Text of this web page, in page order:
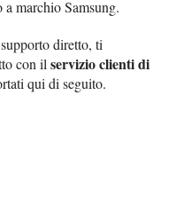
marchio Samsung.
diretto, ti
con ilservizio clienti di
qui di seguito.